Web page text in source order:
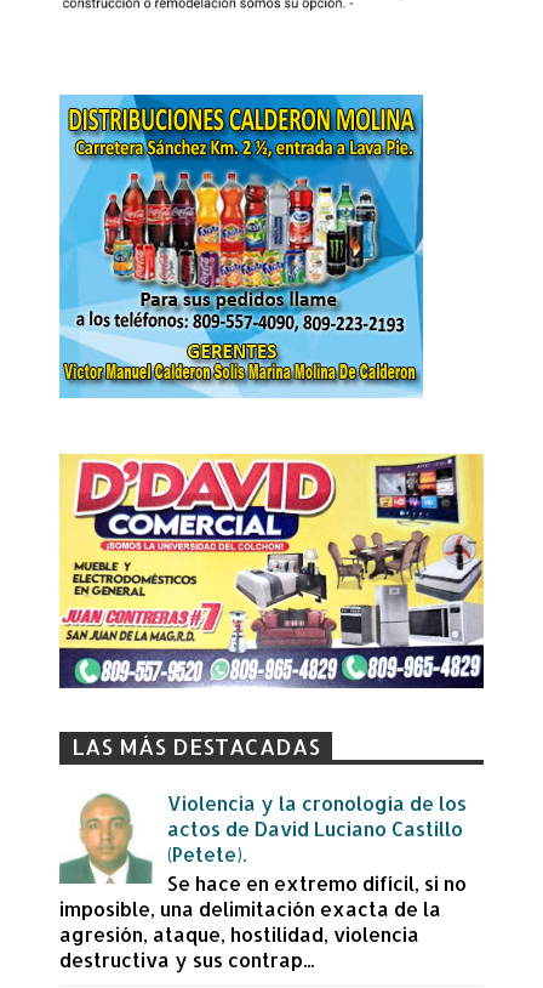
LAS MÁS DESTACADAS
Violencia y la cronología de los
actos de David Luciano Castillo
(Petete).
Se hace en extremo difícil, si no
imposible, una delimitación exacta de la
agresión, ataque, hostilidad, violencia
destructiva y sus contrap...